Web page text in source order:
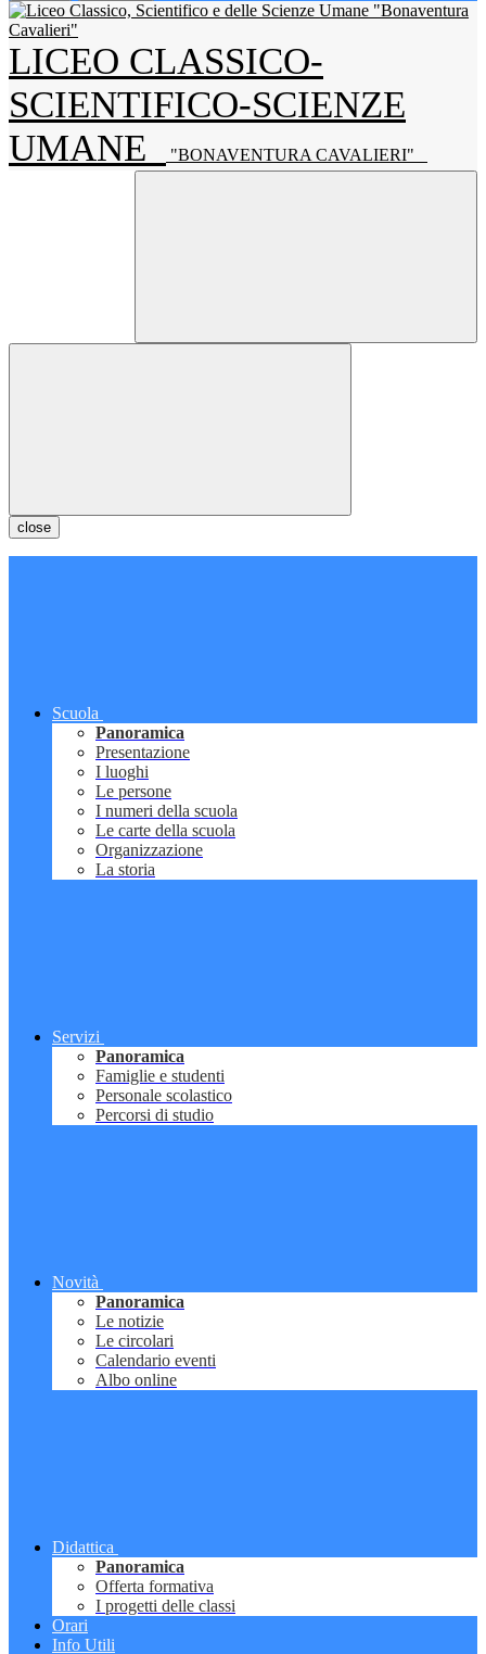
LICEO CLASSICO-
SCIENTIFICO-SCIENZE
UMANE
"BONAVENTURA CAVALIERI"
close
Scuola
Panoramica
Presentazione
I luoghi
Le persone
I numeri della scuola
Le carte della scuola
Organizzazione
La storia
Servizi
Panoramica
Famiglie e studenti
Personale scolastico
Percorsi di studio
Novità
Panoramica
Le notizie
Le circolari
Calendario eventi
Albo online
Didattica
Panoramica
Offerta formativa
I progetti delle classi
Orari
Info Utili